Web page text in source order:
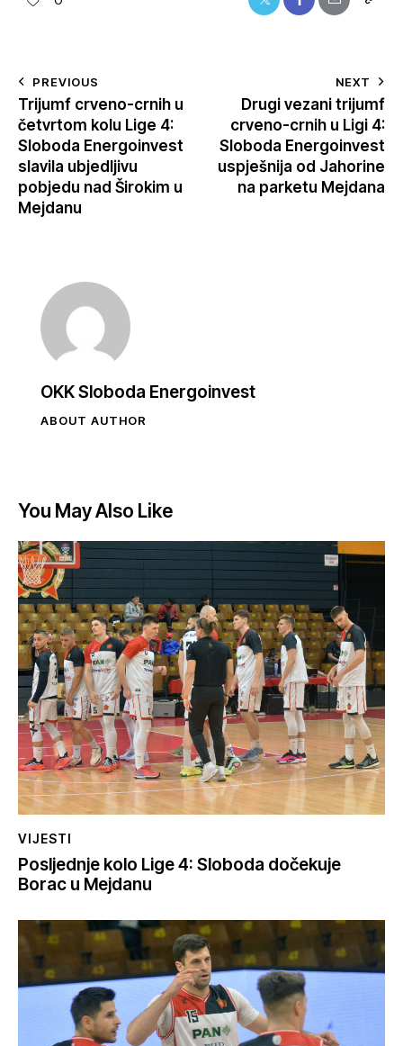
PREVIOUS
Trijumf crveno-crnih u
četvrtom kolu Lige 4:
Sloboda Energoinvest
slavila ubjedljivu
pobjedu nad Širokim u
Mejdanu
NEXT
Drugi vezani trijumf
crveno-crnih u Ligi 4:
Sloboda Energoinvest
uspješnija od Jahorine
na parketu Mejdana
OKK Sloboda Energoinvest
ABOUT AUTHOR
You May Also Like
VIJESTI
Posljednje kolo Lige 4: Sloboda dočekuje
Borac u Mejdanu